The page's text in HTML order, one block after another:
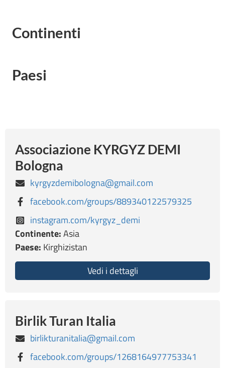
Associazione KYRGYZ DEMI
Bologna
kyrgyzdemibologna@gmail.com
facebook.com/groups/889340122579325
instagram.com/kyrgyz_demi
Continente:Asia
Paese: Kirghizistan
Vedi i dettagli
Birlik Turan Italia
birlikturanitalia@gmail.com
facebook.com/groups/1268164977753341
Continenti
Paesi